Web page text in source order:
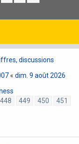
discussions
« dim. 9 août 2026
448 449 450
451